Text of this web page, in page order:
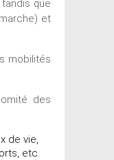
que
et
mobilités
des
de vie,
etc.